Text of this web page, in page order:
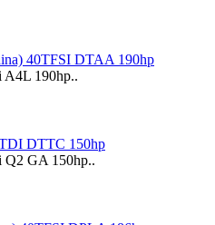
40TFSI DTAA 190hp
190hp..
DTTC 150hp
GA 150hp..